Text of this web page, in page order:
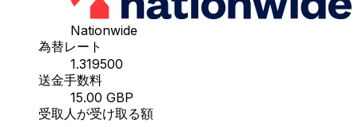
Nationwide
為替レート
1.319500
送金手数料
15.00 GBP
受取人が受け取る額